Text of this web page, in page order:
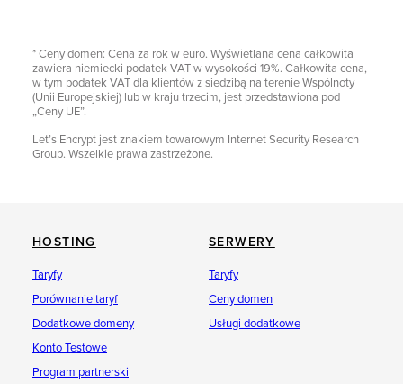
* Ceny domen: Cena za rok w euro. Wyświetlana cena całkowita
zawiera niemiecki podatek VAT w wysokości 19%. Całkowita cena,
w tym podatek VAT dla klientów z siedzibą na terenie Wspólnoty
(Unii Europejskiej) lub w kraju trzecim, jest przedstawiona pod
„Ceny UE”.
Let’s Encrypt jest znakiem towarowym Internet Security Research
Group. Wszelkie prawa zastrzeżone.
HOSTING
Taryfy
Porównanie taryf
Dodatkowe domeny
Konto Testowe
Program partnerski
SERWERY
Taryfy
Ceny domen
Usługi dodatkowe